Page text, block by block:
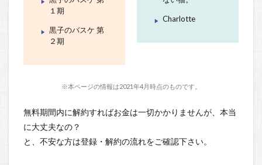
１期
黒子のバスケ 第
２期
Charlotte
※本ページの情報は2021年4月時点のものです。
無料期間内に解約すればお金は一切かかりませんが、本当
に大丈夫なの？
と、不安な方は登録・解約の流れをご確認下さい。